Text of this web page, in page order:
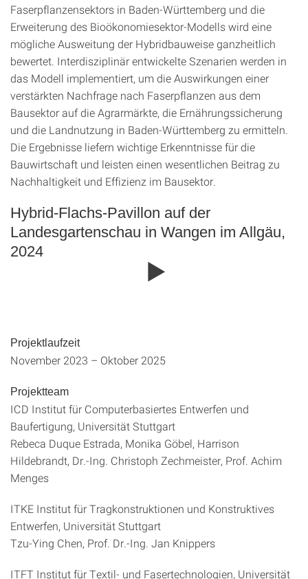
Faserpflanzensektors in Baden-Württemberg und die
Erweiterung des Bioökonomiesektor-Modells wird eine
mögliche Ausweitung der Hybridbauweise ganzheitlich
bewertet. Interdisziplinär entwickelte Szenarien werden in
das Modell implementiert, um die Auswirkungen einer
verstärkten Nachfrage nach Faserpflanzen aus dem
Bausektor auf die Agrarmärkte, die Ernährungssicherung
und die Landnutzung in Baden-Württemberg zu ermitteln.
Die Ergebnisse liefern wichtige Erkenntnisse für die
Bauwirtschaft und leisten einen wesentlichen Beitrag zu
Nachhaltigkeit und Effizienz im Bausektor.
Hybrid-Flachs-Pavillon auf der
Landesgartenschau in Wangen im Allgäu,
2024
Projektlaufzeit
November 2023 – Oktober 2025
Projektteam
ICD Institut für Computerbasiertes Entwerfen und
Baufertigung, Universität Stuttgart
Rebeca Duque Estrada, Monika Göbel, Harrison
Hildebrandt, Dr.-Ing. Christoph Zechmeister, Prof. Achim
Menges
ITKE Institut für Tragkonstruktionen und Konstruktives
Entwerfen, Universität Stuttgart
Tzu-Ying Chen, Prof. Dr.-Ing. Jan Knippers
ITFT Institut für Textil- und Fasertechnologien, Universität